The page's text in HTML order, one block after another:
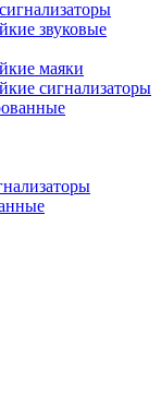
звуковые
маяки
сигнализаторы